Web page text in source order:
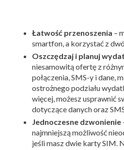
Łatwość przenoszenia –
smartfon, a korzystać z
Oszczędzaj i planuj
niesamowitą ofertę z
połączenia, SMS-y i dane,
ostrożnego podziału
więcej, możesz usprawnić
dotyczące danych oraz
Jednoczesne dzwonienie
najmniejszą możliwość
jeśli masz dwie karty SIM.